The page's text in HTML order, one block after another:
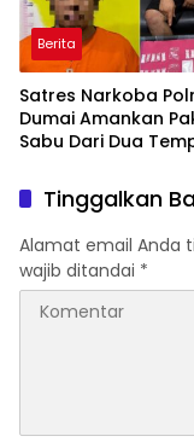
Berita
Satres Narkoba
Dumai Amankan
Sabu Dari Dua
Tinggalkan
Alamat email Anda
wajib ditandai *